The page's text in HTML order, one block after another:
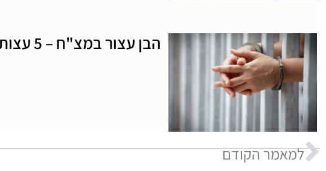
הבן עצור במצ"ח – 5 עצות זהב להורה
למאמר הקודם